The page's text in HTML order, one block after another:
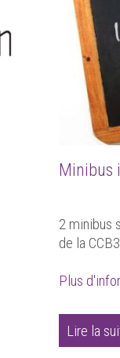
Minibus
2 minibus
de la
Plus
Lire la